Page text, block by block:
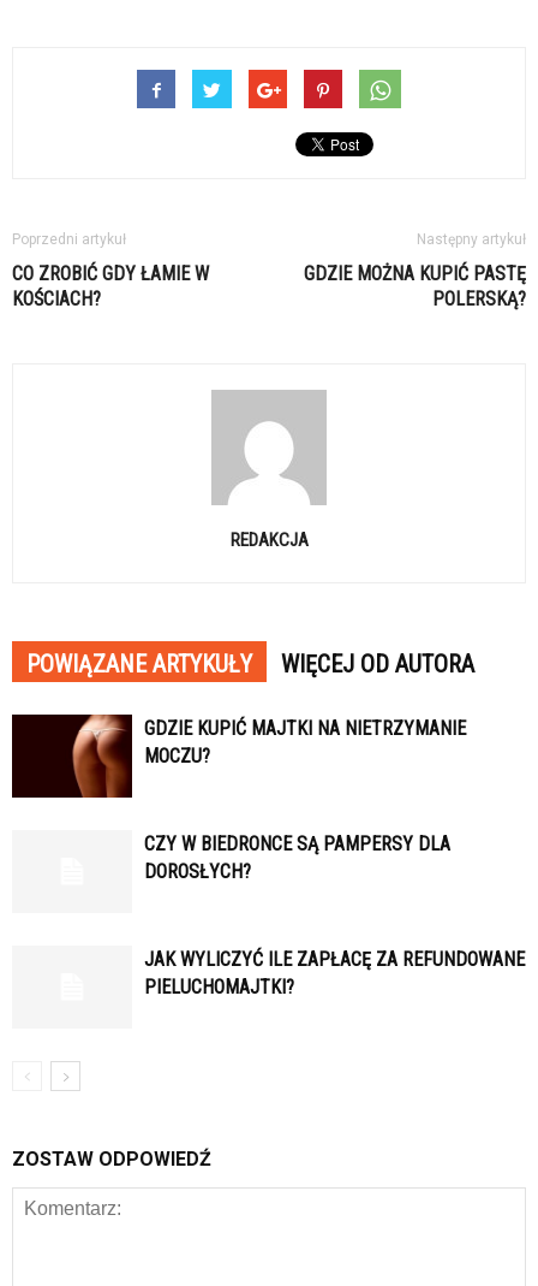
Poprzedni artykuł
CO ZROBIĆ GDY ŁAMIE W
KOŚCIACH?
Następny artykuł
GDZIE MOŻNA KUPIĆ PASTĘ
POLERSKĄ?
REDAKCJA
POWIĄZANE ARTYKUŁY WIĘCEJ OD AUTORA
GDZIE KUPIĆ MAJTKI NA NIETRZYMANIE
MOCZU?
CZY W BIEDRONCE SĄ PAMPERSY DLA
DOROSŁYCH?
JAK WYLICZYĆ ILE ZAPŁACĘ ZA REFUNDOWANE
PIELUCHOMAJTKI?
ZOSTAW ODPOWIEDŹ